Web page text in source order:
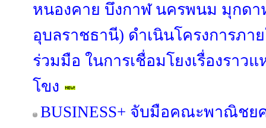
หนองคาย บึงกาฬ นครพนม มุกดา
อุบลราชธานี) ดำเนินโครงการภ
ร่วมมือ ในการเชื่อมโยงเรื่องราว
โขง
BUSINESS+ จับมือคณะพาณิชย